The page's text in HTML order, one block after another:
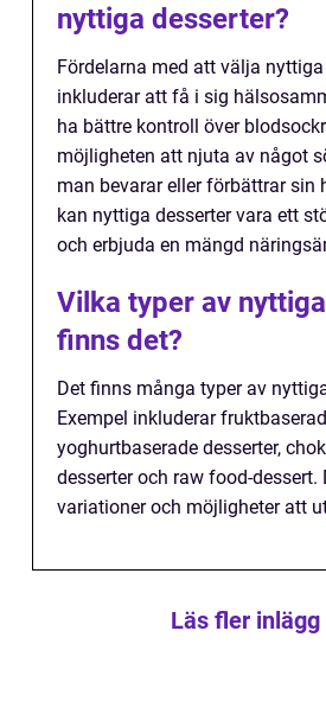
nyttiga desserter?
Fördelarna med att välja
inkluderar att få i sig
ha bättre kontroll över
möjligheten att njuta av något
man bevarar eller förbättrar sin
kan nyttiga desserter vara ett
och erbjuda en mängd
Vilka typer av
finns det?
Det finns många typer av
Exempel inkluderar
yoghurtbaserade desserter,
desserter och raw food-
variationer och möjligheter att
Läs fler inlägg